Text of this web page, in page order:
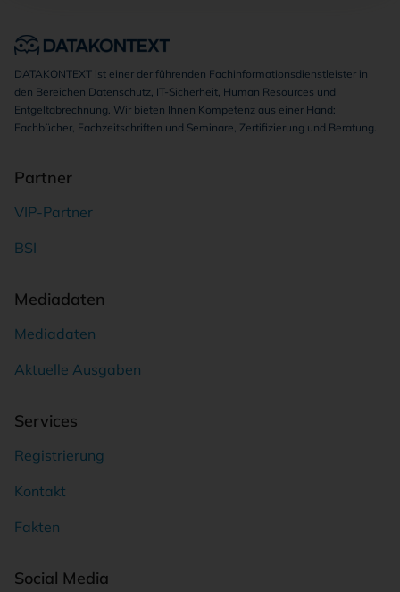
DATAKONTEXT ist einer der führenden Fachinformationsdienstleister in
den Bereichen Datenschutz, IT-Sicherheit, Human Resources und
Entgeltabrechnung. Wir bieten Ihnen Kompetenz aus einer Hand:
Fachbücher, Fachzeitschriften und Seminare, Zertifizierung und Beratung.
Partner
VIP-Partner
BSI
Mediadaten
Mediadaten
Aktuelle Ausgaben
Services
Registrierung
Kontakt
Fakten
Social Media